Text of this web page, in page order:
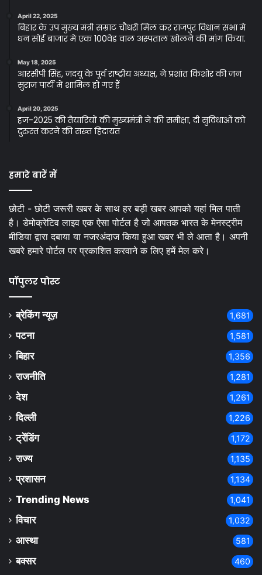
April 22, 2025
बिहार के उप मुख्य मंत्री सम्राट चौधरी मिल कर राजपुर विधान सभा मे
धन सोई बाजार मे एक 100वेड वाल अस्पताल खोलने की मांग किया.
May 18, 2025
आरसीपी सिंह, जदयू के पूर्व राष्ट्रीय अध्यक्ष, ने प्रशांत किशोर की जन
सुराज पार्टी में शामिल हो गए हैं
April 20, 2025
हज-2025 की तैयारियों की मुख्यमंत्री ने की समीक्षा, दी सुविधाओं को
दुरुस्त करने की सख्त हिदायत
हमारे बारें में
छोटी - छोटी जरूरी खबर के साथ हर बड़ी खबर आपको यहां मिल पाती
है। डेमोक्रेटिव लाइव एक ऐसा पोर्टल है जो आपतक भारत के मेनस्ट्रीम
मीडिया द्वारा दबाया या नजरअंदाज किया हुआ खबर भी ले आता है। अपनी
खबरे हमारे पोर्टल पर प्रकाशित करवाने क लिए हमें मेल करे।
पॉपुलर पोस्ट
ब्रेकिंग न्यूज़ 1,681
पटना 1,581
बिहार 1,356
राजनीति 1,281
देश 1,261
दिल्ली 1,226
ट्रेंडिंग 1,172
राज्य 1,135
प्रशासन 1,134
Trending News 1,041
विचार 1,032
आस्था 581
बक्सर 460